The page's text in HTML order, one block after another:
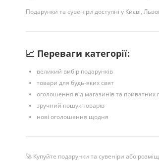
Подарунки та сувеніри доступні у Києві,
📈 Переваги категорії:
великий вибір подарунків
товари для будь-яких свят
оголошення від магазинів та приватних
зручний пошук товарів
нові оголошення щодня
🚀 Купуйте подарунки та сувеніри або